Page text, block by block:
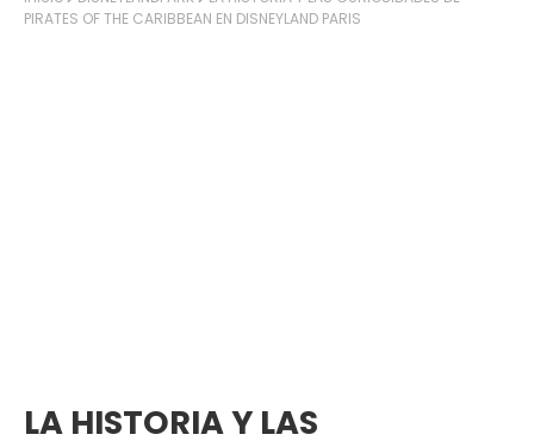
PIRATES OF THE CARIBBEAN EN DISNEYLAND PARIS
LA HISTORIA Y LAS